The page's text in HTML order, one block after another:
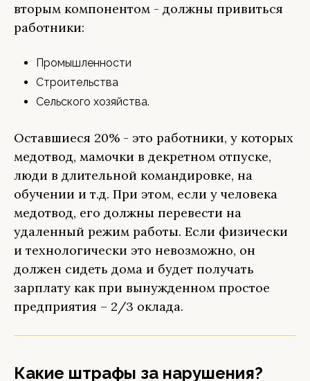
вторым компонентом - должны привиться
работники:
Промышленности
Строительства
Сельского хозяйства.
Оставшиеся 20% - это работники, у которых
медотвод, мамочки в декретном отпуске,
люди в длительной командировке, на
обучении и т.д. При этом, если у человека
медотвод, его должны перевести на
удаленный режим работы. Если физически
и технологически это невозможно, он
должен сидеть дома и будет получать
зарплату как при вынужденном простое
предприятия – 2/3 оклада.
Какие штрафы за нарушения?